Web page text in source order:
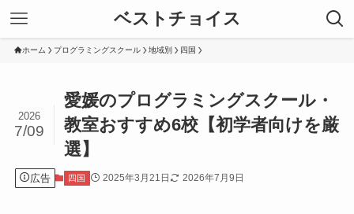
ベストチョイス
ホーム プログラミングスクール 地域別 四国
愛媛のプログラミングスクール・
教室おすすめ6校【初学者向けを厳
選】
2026
7/09
広告 四国 2025年3月21日 2026年7月9日